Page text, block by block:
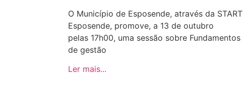
O Município de Esposende, através da START
Esposende, promove, a 13 de outubro
pelas 17h00, uma sessão sobre Fundamentos
de gestão
Ler mais...